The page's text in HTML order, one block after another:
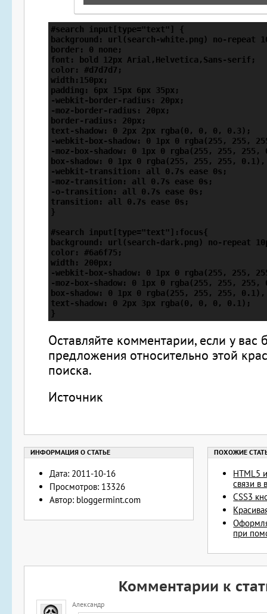
#search input[type="text"] {
background: url(search-white.png) no-repeat
border: 0 none;
font: bold 12px Arial,Helvetica,Sans-serif;
color: #d7d7d7;
width:150px;
padding: 6px 15px 6px 35px;
-webkit-border-radius: 20px;
-moz-border-radius: 20px;
border-radius: 20px;
text-shadow: 0 2px 2px rgba(0, 0, 0, 0.3);
-webkit-box-shadow: 0 1px 0 rgba(255,
-moz-box-shadow: 0 1px 0 rgba(255, 255,
box-shadow: 0 1px 0 rgba(255, 255, 255,
-webkit-transition: all 0.7s ease 0s;
-moz-transition: all 0.7s ease 0s;
-o-transition: all 0.7s ease 0s;
transition: all 0.7s ease 0s;
}
#search input[type="text"]:focus{
background: url(search-dark.png) no-repeat
color: #6a6f75;
width: 200px;
-webkit-box-shadow: 0 1px 0 rgba(255,
-moz-box-shadow: 0 1px 0 rgba(255, 255,
box-shadow: 0 1px 0 rgba(255, 255, 255,
text-shadow: 0 2px 3px rgba(0, 0, 0, 0.1);
Оставляйте комментарии, если у вас
предложения относительно этой
поиска.
Источник
Дата: 2011-10-16
Просмотров: 13326
Автор: bloggermint.com
HTML5
связи в
CSS3
при
Комментарии к
Александр